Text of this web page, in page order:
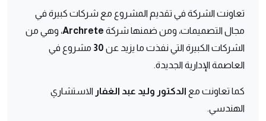
تعاونت الشركة في تقديم المشروع مع شركات كبيرة في
مجال التصميمات، ومن ضمنها شركة Archrete، وهي من
الشركات الكبيرة التي نفذت ما يزيد عن 30 مشروع في
العاصمة الإدارية الجديدة.
كما تعاونت مع الدكتور وليد عبد الغفار الاستشاري
الهندسي.